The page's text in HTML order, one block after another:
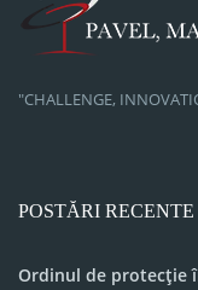
"CHALLENGE,
POSTĂRI RECENTE
Ordinul de protecție